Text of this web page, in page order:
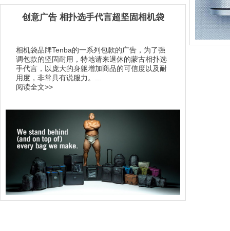
创意广告 相扑选手代言超坚固相机袋
相机袋品牌Tenba的一系列包款的广告，为了强
调包款的坚固耐用，特地请来退休的蒙古相扑选
手代言，以庞大的身躯增加商品的可信度以及耐
用度，非常具有说服力。...
阅读全文>>